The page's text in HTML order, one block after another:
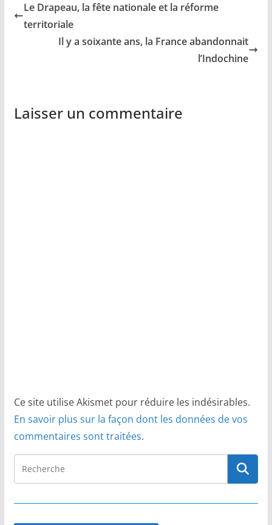
Le Drapeau, la fête nationale et la réforme
territoriale
Il y a soixante ans, la France abandonnait
l’Indochine
Laisser un commentaire
Ce site utilise Akismet pour réduire les indésirables.
En savoir plus sur la façon dont les données de vos
commentaires sont traitées.